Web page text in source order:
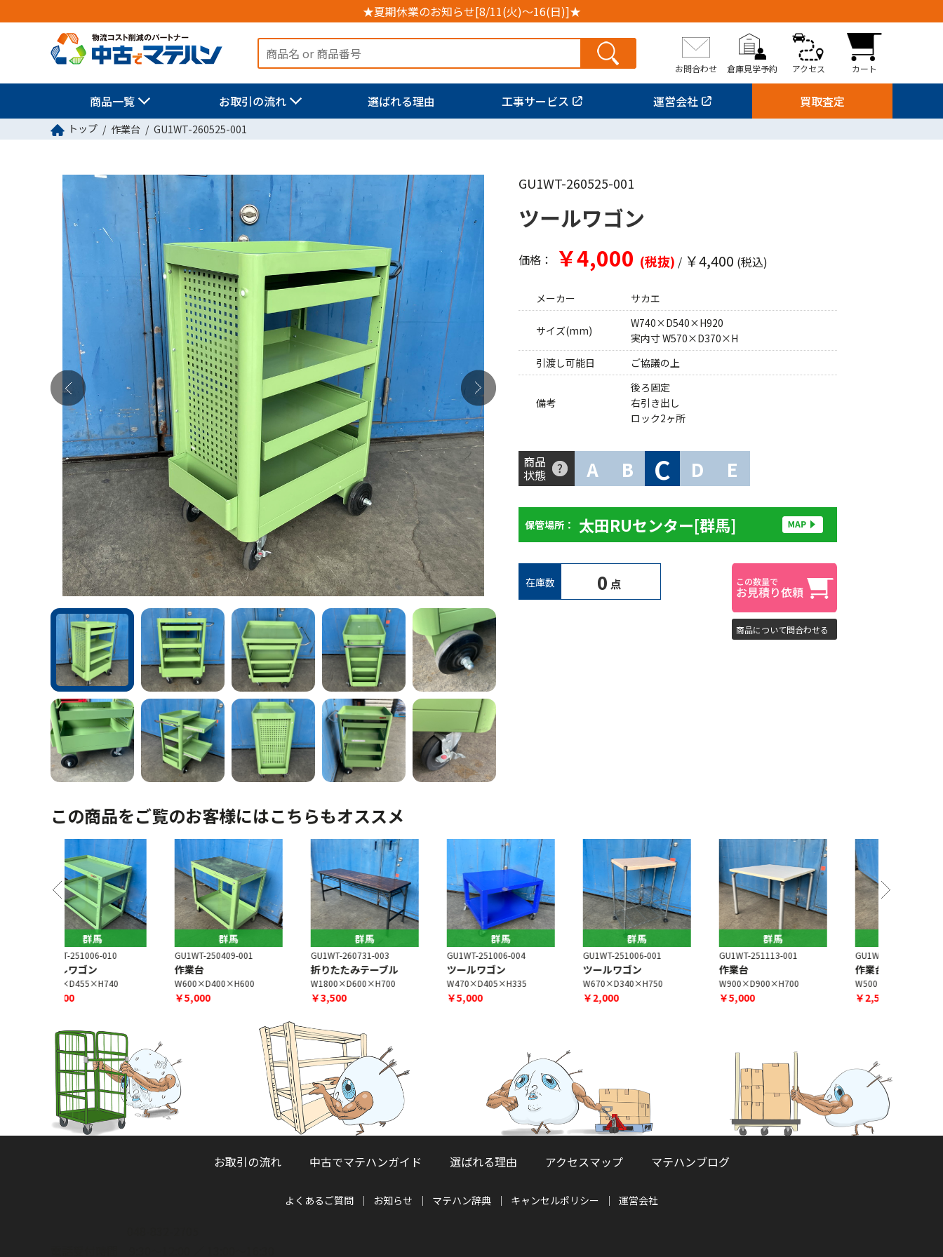
★夏期休業のお知らせ[8/11(火)～16(日)]★
お問合わせ 倉庫見学予約 アクセス カート
商品一覧 お取引の流れ 選ばれる理由 工事サービス 運営会社 買取査定
トップ 作業台 GU1WT-260525-001
GU1WT-260525-001
ツールワゴン
価格： ￥4,000 (税抜) / ￥4,400 (税込)
メーカー サカエ
サイズ(mm)
W740×D540×H920
実内寸 W570×D370×H
引渡し可能日
ご協議の上
備考
後ろ固定
右引き出し
ロック2ヶ所
商品
状態 A B C D E
保管場所： 太田RUセンター[群馬]
在庫数 0 点
商品について問合わせる
この商品をご覧のお客様にはこちらもオススメ
GU1WT-250409-001
作業台
W600×D400×H600
GU1WT-260731-003
W1800×D600×H700
GU1WT-251006-004
ツールワゴン
W470×D405×H335
GU1WT-251006-001
ツールワゴン
W670×D340×H750
GU1WT-251113-001
作業台
W900×D900×H700
GU1WT-251006-022
W500×D350×H730
お取引の流れ 中古でマテハンガイド 選ばれる理由 アクセスマップ マテハンブログ
よくあるご質問 お知らせ マテハン辞典 キャンセルポリシー 運営会社